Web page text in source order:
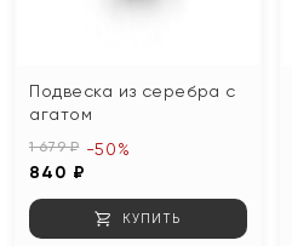
Подвеска из серебра с
агатом
1 679 ₽
840 ₽
-50%
КУПИТЬ